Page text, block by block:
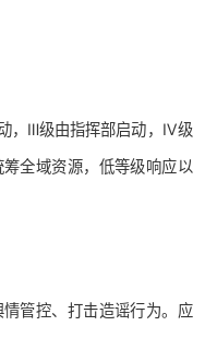
，Ⅲ级由指挥部启动，Ⅳ级
全域资源，低等级响应以
管控、打击造谣行为。应